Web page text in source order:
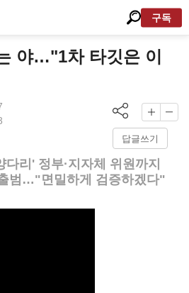
구독
야…"1차 타깃은 이
답글쓰기
리' 정부·지자체 위원까지
범…"면밀하게 검증하겠다"